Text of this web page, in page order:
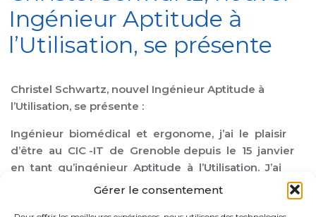
Gérer le consentement
Ingénieur Aptitude à
l’Utilisation, se présente
Christel Schwartz, nouvel Ingénieur Aptitude à
l’Utilisation, se présente :
Ingénieur biomédical et ergonome, j’ai le plaisir
d’être au CIC -IT de Grenoble depuis le 15 janvier
en tant qu’ingénieur Aptitude à l’Utilisation. J’ai
travaillé auparavant en tant qu’ingénieur